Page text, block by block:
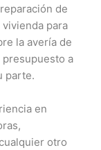
de
para
la avería de
a
parte.
en
otro